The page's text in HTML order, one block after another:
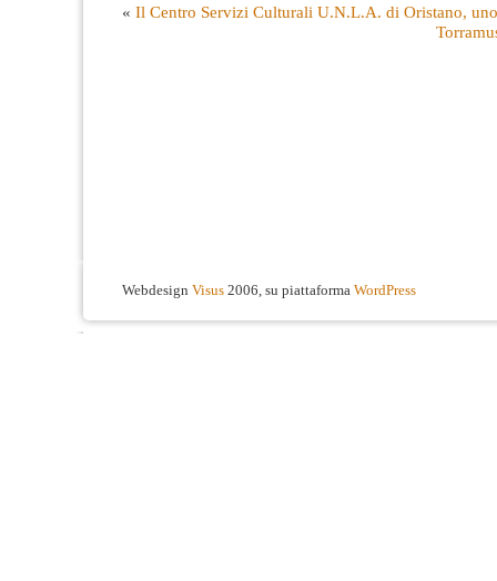
« Il Centro Servizi Culturali U.N.L.A. di Oristano,
Webdesign Visus 2006, su piattaforma WordPress